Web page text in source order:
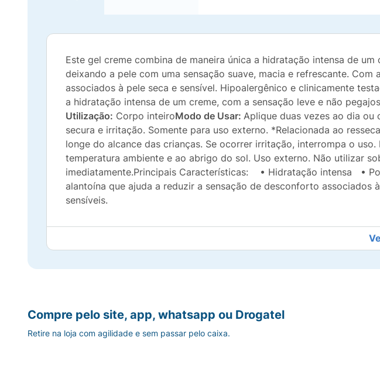
Este gel creme combina de maneira única a hidratação intensa de
deixando a pele com uma sensação suave, macia e refrescante.
associados à pele seca e sensível. Hipoalergênico e clinicamente
a hidratação intensa de um creme, com a sensação leve e não
Utilização: Corpo inteiroModo de Usar: Aplique duas vezes ao dia ou
secura e irritação. Somente para uso externo. *Relacionada ao
longe do alcance das crianças. Se ocorrer irritação, interrompa o
temperatura ambiente e ao abrigo do sol. Uso externo. Não utilizar
imediatamente.Principais Características: • Hidratação intensa •
alantoína que ajuda a reduzir a sensação de desconforto
sensíveis.
Compre pelo site, app, whatsapp ou Drogatel
Retire na loja com agilidade e sem passar pelo caixa.